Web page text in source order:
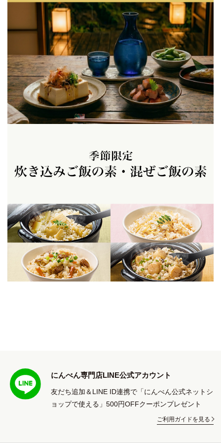
にんべん専門店LINE公式アカウント
友だち追加＆LINE ID連携で「にんべん公式ネットシ
ョップで使える」500円OFFクーポンプレゼント
ご利用ガイドを見る